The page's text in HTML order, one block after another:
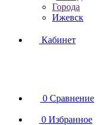
Города
Ижевск
Кабинет
0 Сравнение
0 Избранное